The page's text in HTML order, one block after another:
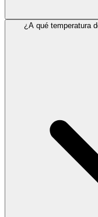
¿A qué temperatura